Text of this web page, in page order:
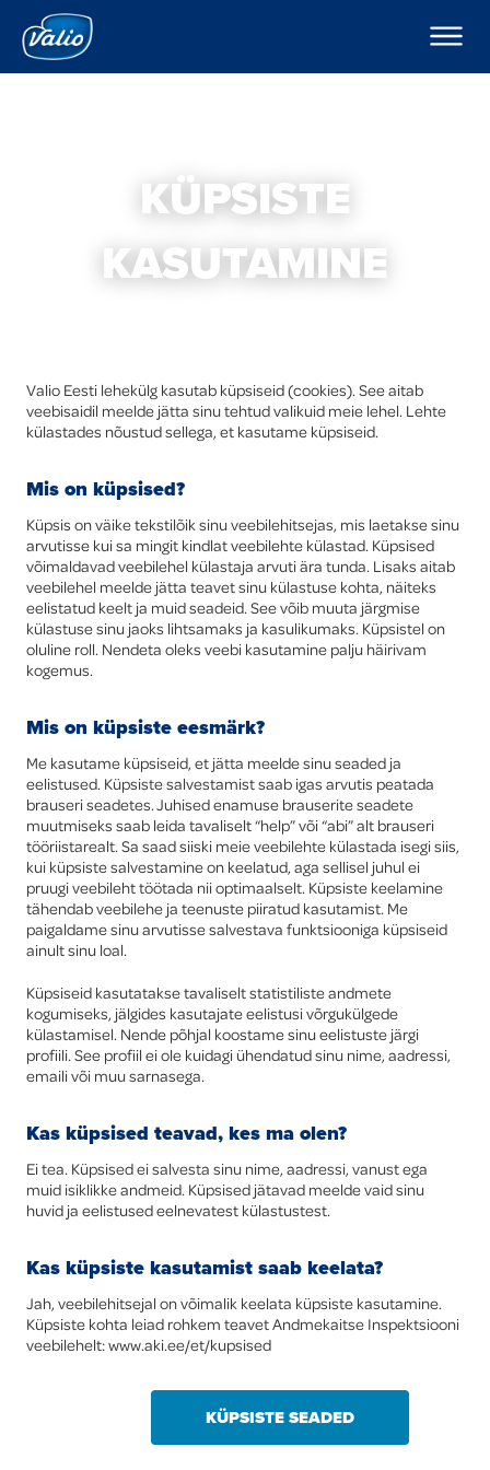
Tooted
Piimad
Kohukesed
Dipikastmed
Foodservice
Laktoosivabad tooted
Uued tooted
Ettevõttest
Valio Eesti AS Laeva Meierei
Valio Eesti AS Võru Juustutööstus
Eksport
Global
KÜPSISTE
KASUTAMINE
Valio Eesti lehekülg kasutab küpsiseid (cookies). See aitab
veebisaidil meelde jätta sinu tehtud valikuid meie lehel. Lehte
külastades nõustud sellega, et kasutame küpsiseid.
Mis on küpsised?
Küpsis on väike tekstilõik sinu veebilehitsejas, mis laetakse sinu
arvutisse kui sa mingit kindlat veebilehte külastad. Küpsised
võimaldavad veebilehel külastaja arvuti ära tunda. Lisaks aitab
veebilehel meelde jätta teavet sinu külastuse kohta, näiteks
eelistatud keelt ja muid seadeid. See võib muuta järgmise
külastuse sinu jaoks lihtsamaks ja kasulikumaks. Küpsistel on
oluline roll. Nendeta oleks veebi kasutamine palju häirivam
kogemus.
Mis on küpsiste eesmärk?
Me kasutame küpsiseid, et jätta meelde sinu seaded ja
eelistused. Küpsiste salvestamist saab igas arvutis peatada
brauseri seadetes. Juhised enamuse brauserite seadete
muutmiseks saab leida tavaliselt “help” või “abi” alt brauseri
tööriistarealt. Sa saad siiski meie veebilehte külastada isegi siis,
kui küpsiste salvestamine on keelatud, aga sellisel juhul ei
pruugi veebileht töötada nii optimaalselt. Küpsiste keelamine
tähendab veebilehe ja teenuste piiratud kasutamist. Me
paigaldame sinu arvutisse salvestava funktsiooniga küpsiseid
ainult sinu loal.
Küpsiseid kasutatakse tavaliselt statistiliste andmete
kogumiseks, jälgides kasutajate eelistusi võrgukülgede
külastamisel. Nende põhjal koostame sinu eelistuste järgi
profiili. See profiil ei ole kuidagi ühendatud sinu nime, aadressi,
emaili või muu sarnasega.
Kas küpsised teavad, kes ma olen?
Ei tea. Küpsised ei salvesta sinu nime, aadressi, vanust ega
muid isiklikke andmeid. Küpsised jätavad meelde vaid sinu
huvid ja eelistused eelnevatest külastustest.
Kas küpsiste kasutamist saab keelata?
Jah, veebilehitsejal on võimalik keelata küpsiste kasutamine.
Küpsiste kohta leiad rohkem teavet Andmekaitse Inspektsiooni
veebilehelt: www.aki.ee/et/kupsised
KÜPSISTE SEADED